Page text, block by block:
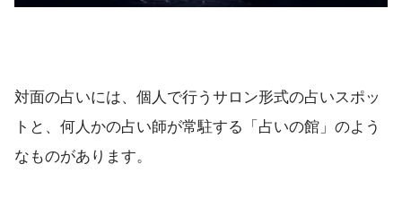
・黒部｜瑠璃の風 真樹先生、知季先生
対面の占いには、個人で行うサロン形式の占いスポッ
トと、何人かの占い師が常駐する「占いの館」のよう
なものがあります。